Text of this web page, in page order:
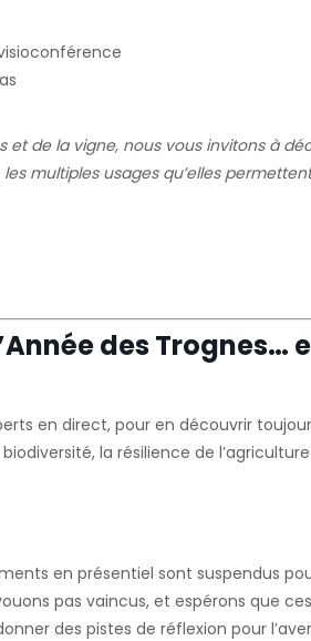
de la vigne, nous vous invitons à
multiples usages qu’elles
des Trognes…
en direct, pour en découvrir
la résilience de
en présentiel sont suspendus
pas vaincus, et espérons que
des pistes de réflexion pour